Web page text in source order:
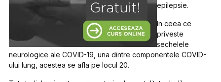
epilepsie.
In ceea ce
priveste
sechelele
neurologice ale COVID-19, una dintre componentele COVID-
ului lung, acestea se afla pe locul 20.